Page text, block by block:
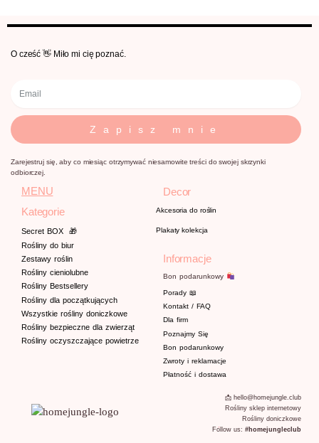
O cześć 👋 Miło mi cię poznać.
Zapisz mnie
Zarejestruj się, aby co miesiąc otrzymywać niesamowite treści do swojej skrzynki
odbiorczej.
MENU
Kategorie
Secret BOX
🎁
Rośliny do biur
Zestawy roślin
Rośliny cieniolubne
Rośliny Bestsellery
Rośliny dla początkujących
Wszystkie rośliny doniczkowe
Rośliny bezpieczne dla zwierząt
Rośliny oczyszczające powietrze
Decor
Akcesoria do roślin
Plakaty kolekcja
Informacje
Bon podarunkowy
Porady 📖
Kontakt / FAQ
Dla firm
Poznajmy Się
Bon podarunkowy
Zwroty i reklamacje
Płatność i dostawa
📩 hello@homejungle.club
Rośliny sklep internetowy
Rośliny doniczkowe
Follow us: #homejungleclub